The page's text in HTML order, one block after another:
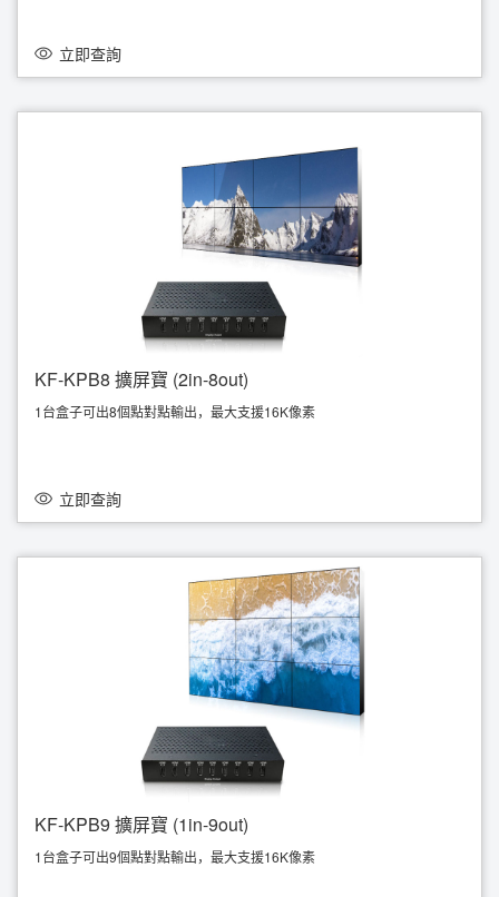
立即查詢
KF-KPB8 擴屏寶 (2in-8out)
1台盒子可出8個點對點輸出，最大支援16K像素
即插即用，快速安裝無需使用驅動
低功耗、高效能、高穩定度
立即查詢
KF-KPB9 擴屏寶 (1in-9out)
1台盒子可出9個點對點輸出，最大支援16K像素